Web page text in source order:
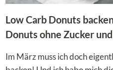
Low Carb Donuts
Donuts ohne Zucker
Im März muss ich doch